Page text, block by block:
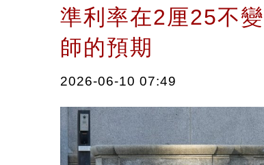
準利率在2厘25不
師的預期
2026-06-10 07:49